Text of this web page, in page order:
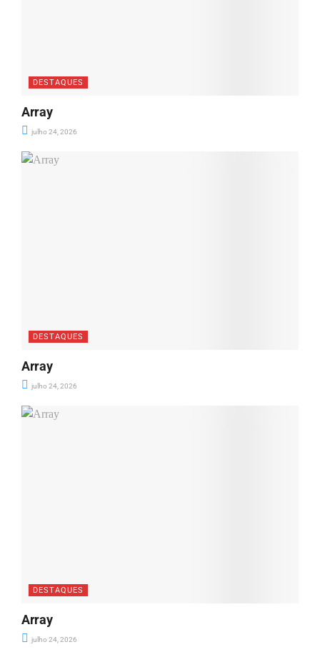
DESTAQUES
Array
julho 24, 2026
DESTAQUES
Array
julho 24, 2026
DESTAQUES
Array
julho 24, 2026